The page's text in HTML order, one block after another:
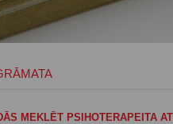
MEKLĒT PSIHOTERAPEITA